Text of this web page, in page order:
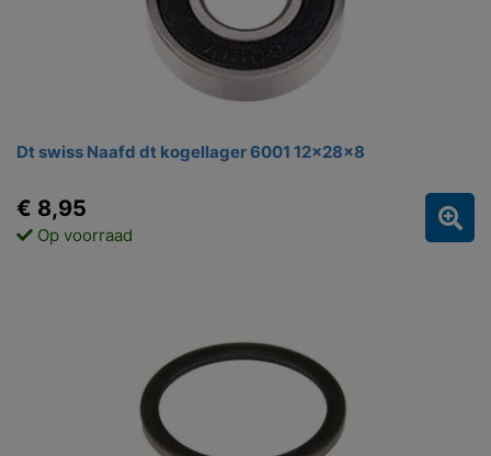
Dt swiss Naafd dt kogellager 6001 12x28x8
€ 8,95
Op voorraad